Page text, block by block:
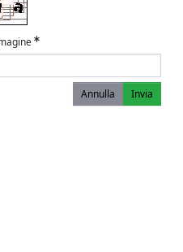
Annulla Invia